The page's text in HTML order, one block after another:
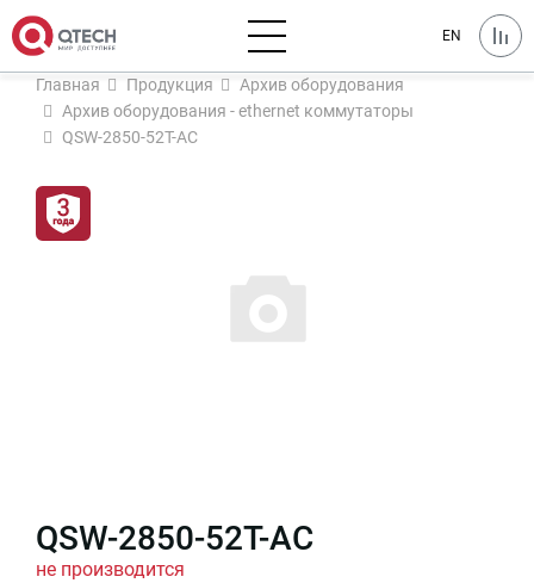
EN
Главная Продукция
Архив оборудования
Архив оборудования - ethernet коммутаторы
QSW-2850-52T-AC
QSW-2850-52T-AC
не производится